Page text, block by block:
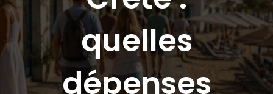
quelles
dépenses